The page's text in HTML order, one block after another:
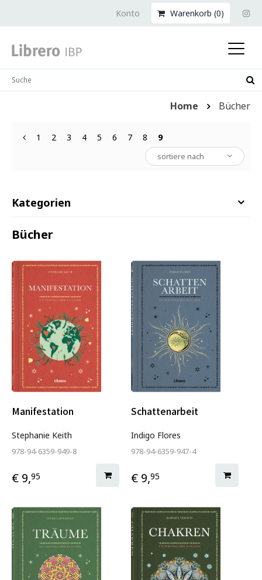
Konto Warenkorb (0)
Home Bücher
1 2 3 4 5 6 7 8 9
Kategorien
Bücher
Manifestation
Stephanie Keith
978-94-6359-949-8
€ 9,95
Schattenarbeit
Indigo Flores
978-94-6359-947-4
€ 9,95